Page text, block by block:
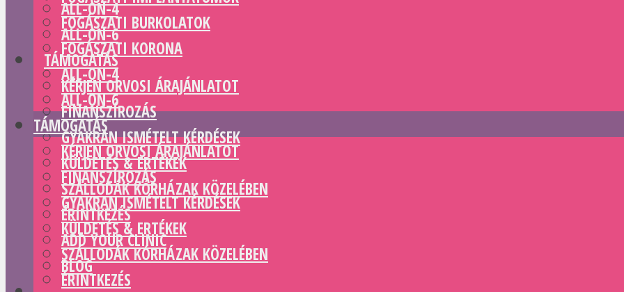
ALL-ON-4
ALL-ON-6
TÁMOGATÁS
KÉRJEN ORVOSI ÁRAJÁNLATOT
FINANSZÍROZÁS
GYAKRAN ISMÉTELT KÉRDÉSEK
KÜLDETÉS & ERTÉKEK
SZÁLLODÁK KÓRHÁZAK KÖZELÉBEN
ÉRINTKEZÉS
ADD YOUR CLINIC
BLOG
FOGÁSZATI BURKOLATOK
FOGÁSZATI KORONA
ALL-ON-4
ALL-ON-6
TÁMOGATÁS
KÉRJEN ORVOSI ÁRAJÁNLATOT
FINANSZÍROZÁS
GYAKRAN ISMÉTELT KÉRDÉSEK
KÜLDETÉS & ERTÉKEK
SZÁLLODÁK KÓRHÁZAK KÖZELÉBEN
ÉRINTKEZÉS